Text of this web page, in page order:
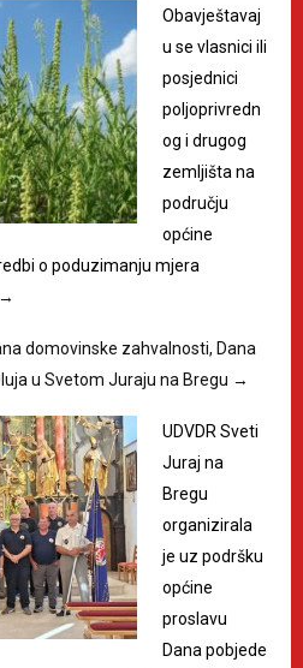
Obavještavaj
u se vlasnici ili
posjednici
poljoprivredn
og i drugog
zemljišta na
području
općine
o poduzimanju mjera
→
domovinske zahvalnosti, Dana
u Svetom Juraju na Bregu →
UDVDR Sveti
Juraj na
Bregu
organizirala
je uz podršku
općine
proslavu
Dana pobjede